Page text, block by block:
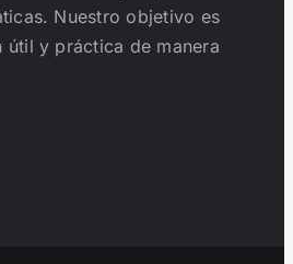
Nuestro objetivo es
y práctica de manera